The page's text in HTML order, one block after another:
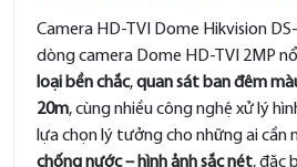
Camera HD-TVI Dome Hikvision
dòng camera Dome HD-TVI 2MP
loại bền chắc,quan sát ban đêm
20m, cùng nhiều công nghệ xử lý
lựa chọn lý tưởng cho những ai cần
chống nước – hình ảnh sắc nét, đặc